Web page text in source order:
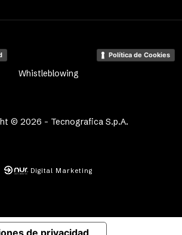
© 2026 - Tecnografica S.p.A.
Política de Cookies
Whistleblowing
Digital Marketing
de privacidad